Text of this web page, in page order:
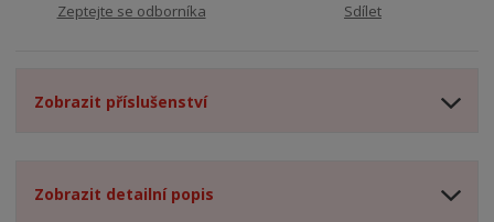
Zeptejte se odborníka Sdílet
Zobrazit příslušenství
Zobrazit detailní popis